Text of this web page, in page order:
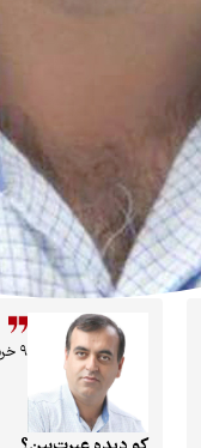
۹ خرداد ۱۴۰۱